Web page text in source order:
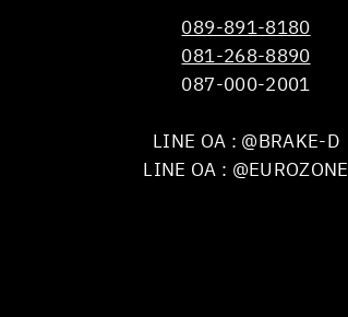
089-891-8180
081-268-8890
087-000-2001
LINE OA : @BRAKE-D
LINE OA : @EUROZONE